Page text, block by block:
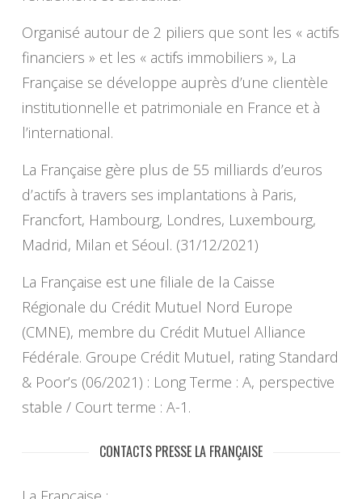
Organisé autour de 2 piliers que sont les « actifs
financiers » et les « actifs immobiliers », La
Française se développe auprès d’une clientèle
institutionnelle et patrimoniale en France et à
l’international.
La Française gère plus de 55 milliards d’euros
d’actifs à travers ses implantations à Paris,
Francfort, Hambourg, Londres, Luxembourg,
Madrid, Milan et Séoul. (31/12/2021)
La Française est une filiale de la Caisse
Régionale du Crédit Mutuel Nord Europe
(CMNE), membre du Crédit Mutuel Alliance
Fédérale. Groupe Crédit Mutuel, rating Standard
& Poor’s (06/2021) : Long Terme : A, perspective
stable / Court terme : A-1.
CONTACTS PRESSE LA FRANÇAISE